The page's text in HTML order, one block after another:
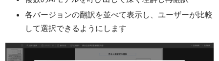
各バージョンの翻訳を並べて表示し、ユーザーが比較
して選択できるようにします